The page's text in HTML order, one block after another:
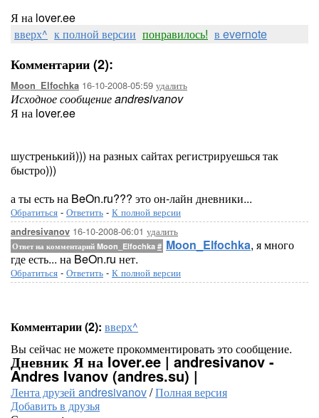
Я на lover.ee
вверх^ к полной версии понравилось! в evernote
Комментарии (2):
Moon_Elfochka 16-10-2008-05:59 удалить
Исходное сообщение andresivanov
Я на lover.ee
шустренький))) на разных сайтах регистрируешься так
быстро)))
а ты есть на BeOn.ru??? это он-лайн дневники...
Обратиться - Ответить - К полной версии
andresivanov 16-10-2008-06:01 удалить
Ответ на комментарий Moon_Elfochka # Moon_Elfochka, я много
где есть... на BeOn.ru нет.
Обратиться - Ответить - К полной версии
Комментарии (2): вверх^
Вы сейчас не можете прокомментировать это сообщение.
Дневник Я на lover.ee | andresivanov -
Andres Ivanov (andres.su) |
Лента друзей andresivanov/Полная версия
Добавить в друзья